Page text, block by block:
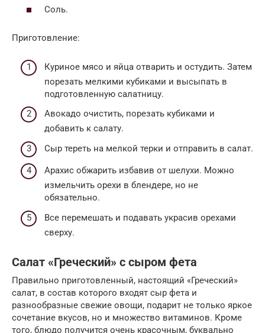
Соль.
Приготовление:
Куриное мясо и яйца отварить и остудить. Затем
порезать мелкими кубиками и высыпать в
подготовленную салатницу.
Авокадо очистить, порезать кубиками и
добавить к салату.
Сыр тереть на мелкой терки и отправить в салат.
Арахис обжарить избавив от шелухи. Можно
измельчить орехи в блендере, но не
обязательно.
Все перемешать и подавать украсив орехами
сверху.
Салат «Греческий» с сыром фета
Правильно приготовленный, настоящий «Греческий»
салат, в состав которого входят сыр фета и
разнообразные свежие овощи, подарит не только яркое
сочетание вкусов, но и множество витаминов. Кроме
того, блюдо получится очень красочным, буквально